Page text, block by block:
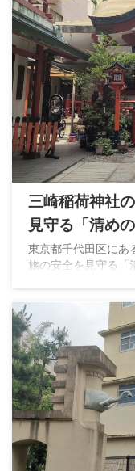
三崎稲荷神社
見守る「清めの
東京都千代田区にあ
旅の安全を見守る「